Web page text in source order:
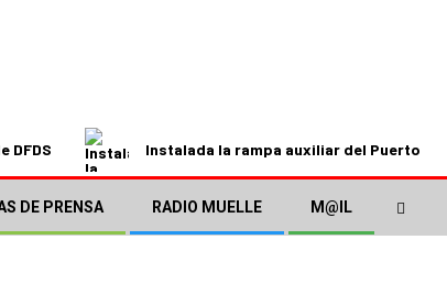
DFDS Instalada la rampa auxiliar del Puerto de
DE PRENSA RADIO MUELLE M@IL